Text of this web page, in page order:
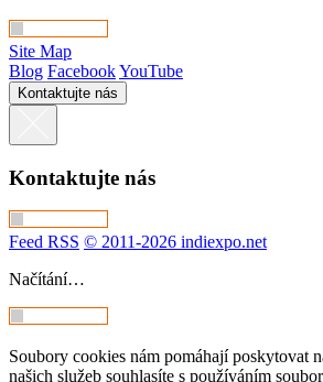
Site Map
Blog FacebookYouTube
Kontaktujte nás
Kontaktujte nás
Feed RSS © 2011-2026 indiexpo.net
Načítání…
Soubory cookies nám pomáhají poskytovat
našich služeb souhlasíte s používáním